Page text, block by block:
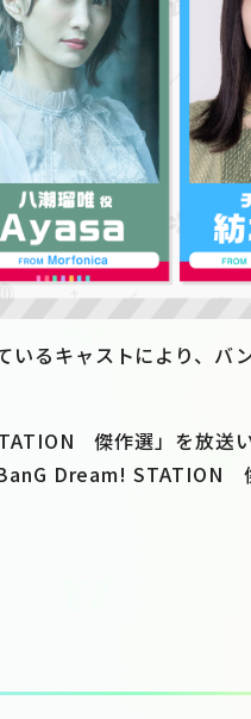
るキャストにより、バ
傑作選」を放送
Dream! STATION